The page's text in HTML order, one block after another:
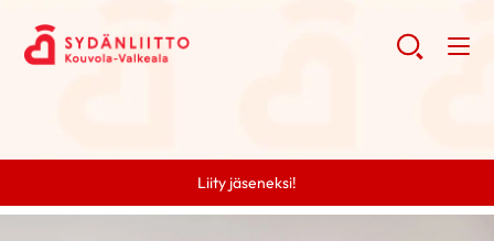
Liity jäseneksi!